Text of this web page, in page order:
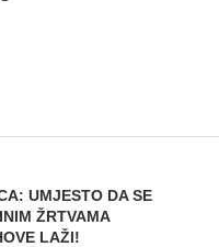
UMJESTO DA SE
ŽRTVAMA
LAŽI!